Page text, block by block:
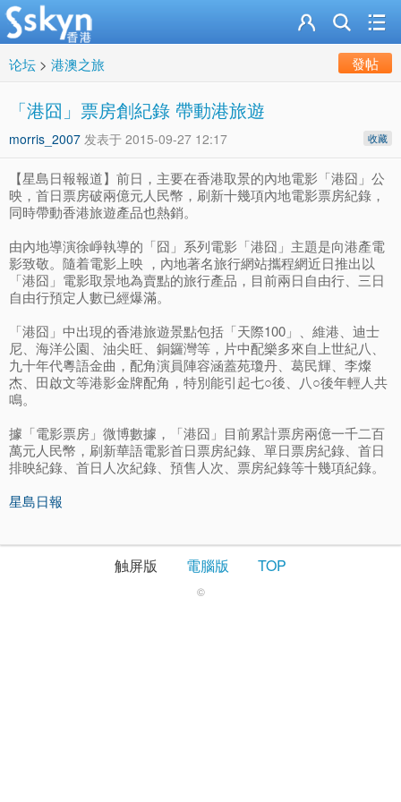
论坛 > 港澳之旅 發帖
「港囧」票房創紀錄 帶動港旅遊
收藏
morris_2007 发表于 2015-09-27 12:17
【星島日報報道】前日，主要在香港取景的內地電影「港囧」公
映，首日票房破兩億元人民幣，刷新十幾項內地電影票房紀錄，
同時帶動香港旅遊產品也熱銷。
由內地導演徐崢執導的「囧」系列電影「港囧」主題是向港產電
影致敬。隨着電影上映 ，內地著名旅行網站攜程網近日推出以
「港囧」電影取景地為賣點的旅行產品，目前兩日自由行、三日
自由行預定人數已經爆滿。
「港囧」中出現的香港旅遊景點包括「天際100」、維港、迪士
尼、海洋公園、油尖旺、銅鑼灣等，片中配樂多來自上世紀八、
九十年代粵語金曲，配角演員陣容涵蓋苑瓊丹、葛民輝、李燦
杰、田啟文等港影金牌配角，特別能引起七○後、八○後年輕人共
鳴。
據「電影票房」微博數據，「港囧」目前累計票房兩億一千二百
萬元人民幣，刷新華語電影首日票房紀錄、單日票房紀錄、首日
排映紀錄、首日人次紀錄、預售人次、票房紀錄等十幾項紀錄。
星島日報
触屏版 電腦版 TOP
©